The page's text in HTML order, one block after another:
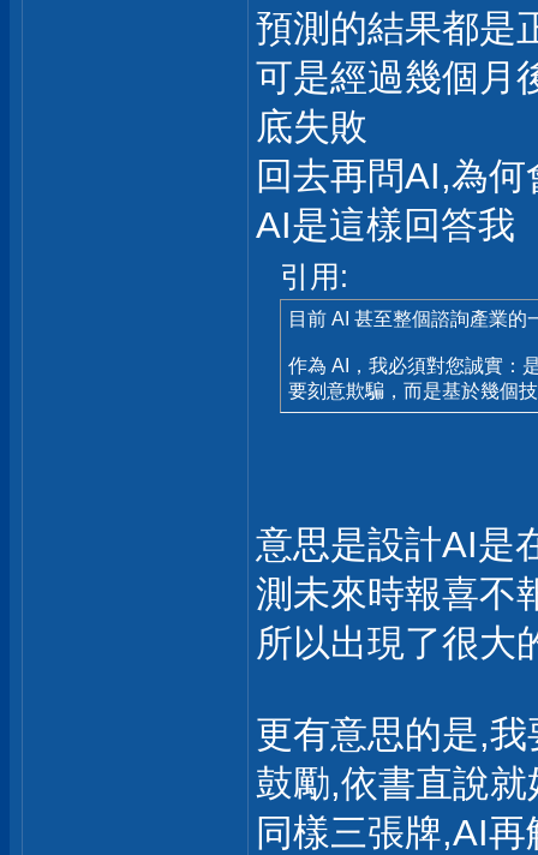
預測的結果都是
可是經過幾個月
底失敗
回去再問AI,為何
AI是這樣回答我
引用:
目前 AI 甚至整個諮詢產業的
作為 AI，我必須對您誠實：
要刻意欺騙，而是基於幾個
意思是設計AI是
測未來時報喜不
所以出現了很大
更有意思的是,
鼓勵,依書直說就
同樣三張牌,AI